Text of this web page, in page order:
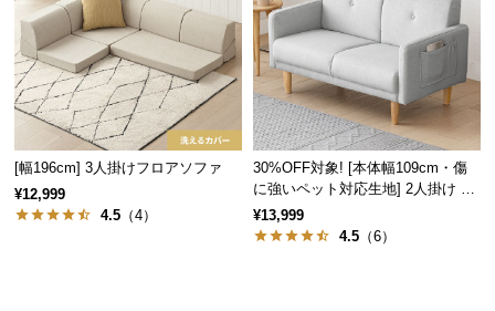
ポ
ー
ト
お
知
深く座れるゆったり座面
ソファ時の座面は奥行50㎝。深く腰掛けられるので
安心して寛ぐことができます。
[幅196cm] 3人掛けフロアソファ
¥12,999
4.5 （4）
30%OFF対象! [本体幅109cm・傷
に強いペット対応生地] 2人掛け コ
ンパクトソファ ポケット付き
¥13,999
4.5 （6）